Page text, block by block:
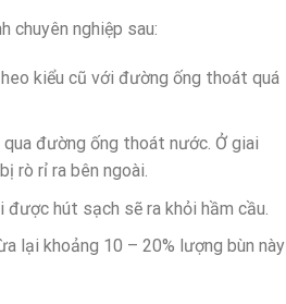
chuyên nghiệp sau:
kiểu cũ với đường ống thoát quá
đường ống thoát nước. Ở giai
rò rỉ ra bên ngoài.
hút sạch sẽ ra khỏi hầm cầu.
lại khoảng 10 – 20% lượng bùn này